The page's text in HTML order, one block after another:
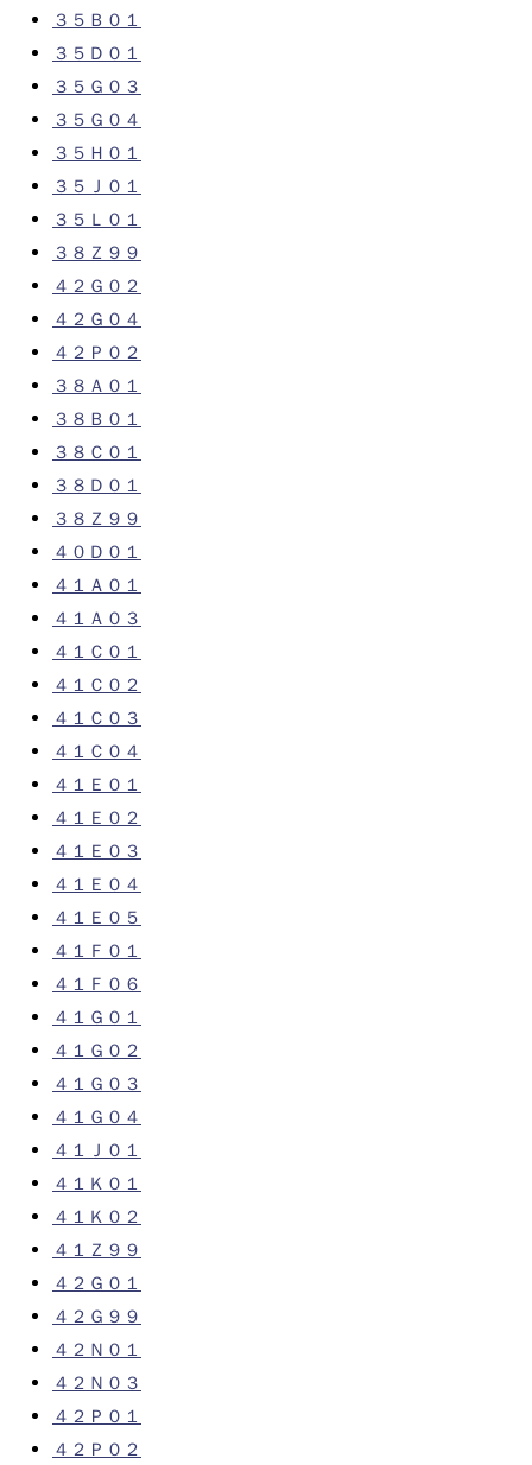
３５Ｂ０１
３５Ｄ０１
３５Ｇ０３
３５Ｇ０４
３５Ｈ０１
３５Ｊ０１
３５Ｌ０１
３８Ｚ９９
４２Ｇ０２
４２Ｇ０４
４２Ｐ０２
３８Ａ０１
３８Ｂ０１
３８Ｃ０１
３８Ｄ０１
３８Ｚ９９
４０Ｄ０１
４１Ａ０１
４１Ａ０３
４１Ｃ０１
４１Ｃ０２
４１Ｃ０３
４１Ｃ０４
４１Ｅ０１
４１Ｅ０２
４１Ｅ０３
４１Ｅ０４
４１Ｅ０５
４１Ｆ０１
４１Ｆ０６
４１Ｇ０１
４１Ｇ０２
４１Ｇ０３
４１Ｇ０４
４１Ｊ０１
４１Ｋ０１
４１Ｋ０２
４１Ｚ９９
４２Ｇ０１
４２Ｇ９９
４２Ｎ０１
４２Ｎ０３
４２Ｐ０１
４２Ｐ０２